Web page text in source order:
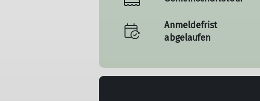
Anmeldefrist
abgelaufen